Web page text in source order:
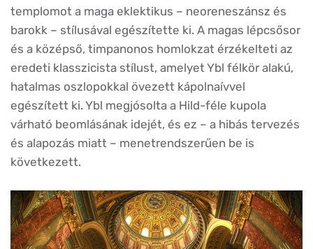
templomot a maga eklektikus – neoreneszánsz és
barokk – stílusával egészítette ki. A magas lépcsősor
és a középső, timpanonos homlokzat érzékelteti az
eredeti klasszicista stílust, amelyet Ybl félkör alakú,
hatalmas oszlopokkal övezett kápolnaívvel
egészített ki. Ybl megjósolta a Hild-féle kupola
várható beomlásának idejét, és ez – a hibás tervezés
és alapozás miatt – menetrendszerűen be is
következett.